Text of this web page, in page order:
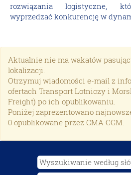
rozwiązania logistyczne,
wyprzedzać konkurencję w
Aktualnie nie ma wakatów
lokalizacji.
Otrzymuj wiadomości e-mail z
ofertach Transport Lotniczy i
Freight) po ich opublikowaniu.
Poniżej zaprezentowano
0 opublikowane przez CMA CGM.